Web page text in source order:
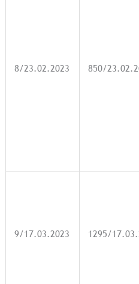
8/23.02.2023 850/
9/17.03.2023 1295/